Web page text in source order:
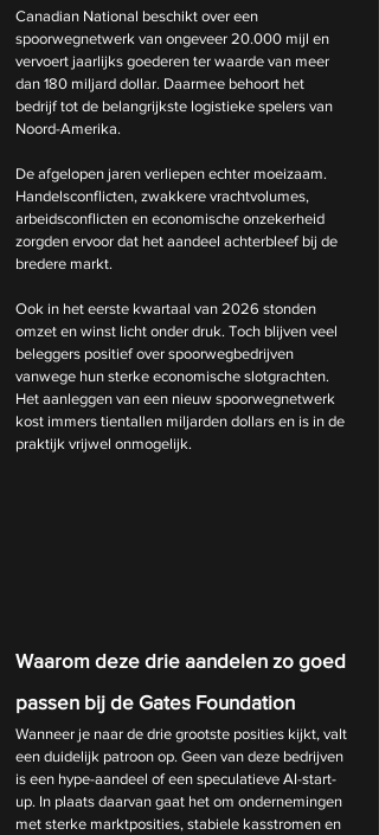
Canadian National beschikt over een
spoorwegnetwerk van ongeveer 20.000 mijl en
vervoert jaarlijks goederen ter waarde van meer
dan 180 miljard dollar. Daarmee behoort het
bedrijf tot de belangrijkste logistieke spelers van
Noord-Amerika.
De afgelopen jaren verliepen echter moeizaam.
Handelsconflicten, zwakkere vrachtvolumes,
arbeidsconflicten en economische onzekerheid
zorgden ervoor dat het aandeel achterbleef bij de
bredere markt.
Ook in het eerste kwartaal van 2026 stonden
omzet en winst licht onder druk. Toch blijven veel
beleggers positief over spoorwegbedrijven
vanwege hun sterke economische slotgrachten.
Het aanleggen van een nieuw spoorwegnetwerk
kost immers tientallen miljarden dollars en is in de
praktijk vrijwel onmogelijk.
Waarom deze drie aandelen zo goed
passen bij de Gates Foundation
Wanneer je naar de drie grootste posities kijkt, valt
een duidelijk patroon op. Geen van deze bedrijven
is een hype-aandeel of een speculatieve AI-start-
up. In plaats daarvan gaat het om ondernemingen
met sterke marktposities, stabiele kasstromen en